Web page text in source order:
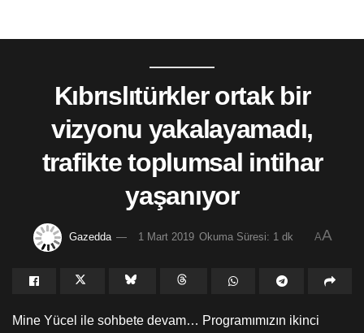
Kıbrıslıtürkler ortak bir
vizyonu yakalayamadı,
trafikte toplumsal intihar
yaşanıyor
Gazedda 1 Mart 2019 Okuma Süresi: 1 dk AA
Mine Yücel ile sohbete devam… Programımızın ikinci